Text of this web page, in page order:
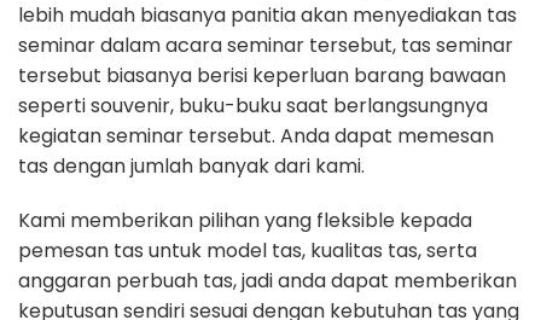
lebih mudah biasanya panitia akan menyediakan tas
seminar dalam acara seminar tersebut, tas seminar
tersebut biasanya berisi keperluan barang bawaan
seperti souvenir, buku-buku saat berlangsungnya
kegiatan seminar tersebut. Anda dapat memesan
tas dengan jumlah banyak dari kami.
Kami memberikan pilihan yang fleksible kepada
pemesan tas untuk model tas, kualitas tas, serta
anggaran perbuah tas, jadi anda dapat memberikan
keputusan sendiri sesuai dengan kebutuhan tas yang